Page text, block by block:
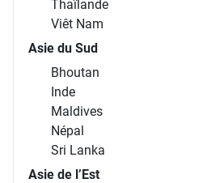
Malaisie
Philippines
Singapour
Thaïlande
Viêt Nam
Asie du Sud
Bhoutan
Inde
Maldives